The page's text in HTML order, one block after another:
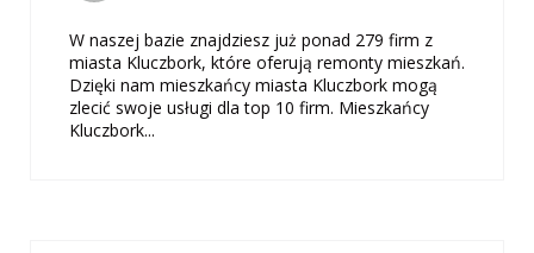
W naszej bazie znajdziesz już ponad 279 firm z
miasta Kluczbork, które oferują remonty mieszkań.
Dzięki nam mieszkańcy miasta Kluczbork mogą
zlecić swoje usługi dla top 10 firm. Mieszkańcy
Kluczbork...